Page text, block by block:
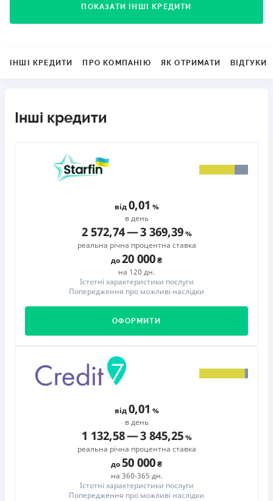
ПОКАЗАТИ ІНШІ КРЕДИТИ
ІНШІ КРЕДИТИ ПРО КОМПАНІЮ ЯК ОТРИМАТИ ВІДГУКИ
Інші кредити
від0,01
в день
2 572,74—3 369,39
реальна річна процентна ставка
до20 000
на 120 дн.
Істотні характеристики послуги
Попередження про можливі наслідки
ОФОРМИТИ
від0,01
в день
1 132,58—3 845,25
реальна річна процентна ставка
до50 000
на 360-365 дн.
Істотні характеристики послуги
Попередження про можливі наслідки